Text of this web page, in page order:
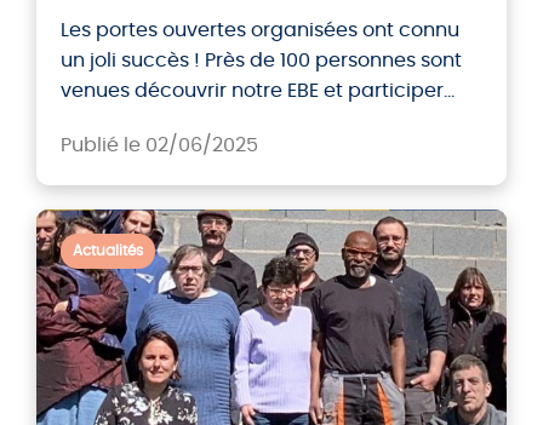
Les portes ouvertes organisées ont connu
un joli succès ! Près de 100 personnes sont
venues découvrir notre EBE et participer
avaient pour objectif de permettre au
public de découvrir les différentes activités
de l’entreprise autour du ré-emploi et de
son évolution depuis son ouverture en 2023,
dans le […]
Publié le 02/06/2025
Actualités